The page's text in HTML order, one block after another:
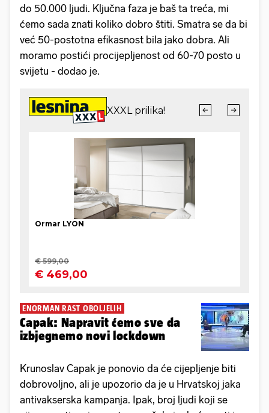
do 50.000 ljudi. Ključna faza je baš ta treća, mi
ćemo sada znati koliko dobro štiti. Smatra se da bi
već 50-postotna efikasnost bila jako dobra. Ali
moramo postići procijepljenost od 60-70 posto u
svijetu - dodao je.
ENORMAN RAST OBOLJELIH
Capak: Napravit ćemo sve da
izbjegnemo novi lockdown
Krunoslav Capak je ponovio da će cijepljenje biti
dobrovoljno, ali je upozorio da je u Hrvatskoj jaka
antivakserska kampanja. Ipak, broj ljudi koji se